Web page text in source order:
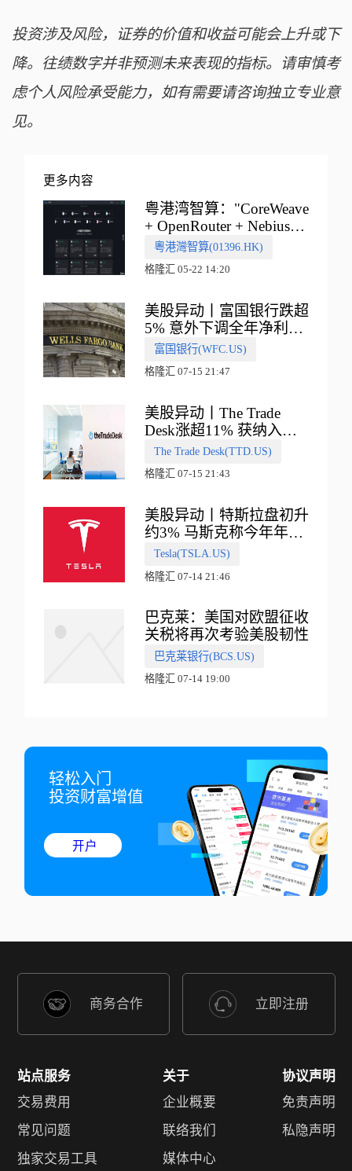
投资涉及风险，证券的价值和收益可能会上升或下
降。往绩数字并非预测未来表现的指标。请审慎考
虑个人风险承受能力，如有需要请咨询独立专业意
见。
更多内容
粤港湾智算："CoreWeave
+ OpenRouter + Nebius"
多向融合的中国智算新范
式
粵港灣智算(01396.HK)
格隆汇 05-22 14:20
美股异动丨富国银行跌超
5% 意外下调全年净利息
收入指引
富国银行(WFC.US)
格隆汇 07-15 21:47
美股异动丨The Trade
Desk涨超11% 获纳入标
普500指数
The Trade Desk(TTD.US)
格隆汇 07-15 21:43
美股异动丨特斯拉盘初升
约3% 马斯克称今年年底
会有‘史诗级震撼’的演示
Tesla(TSLA.US)
格隆汇 07-14 21:46
巴克莱：美国对欧盟征收
关税将再次考验美股韧性
巴克莱银行(BCS.US)
格隆汇 07-14 19:00
轻松入门
投资财富增值
开户
商务合作 立即注册
站点服务
交易费用
常见问题
独家交易工具
关于
企业概要
联络我们
媒体中心
协议声明
免责声明
私隐声明